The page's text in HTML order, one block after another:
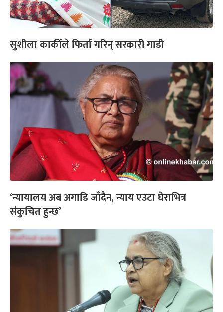
सुशीला कार्कीले फिर्ता गरिन् सरकारी गाडी
‘न्यायालय अब अगाडि जाँदैन, न्याय एउटा घेराभित्र
संकुचित हुन्छ’